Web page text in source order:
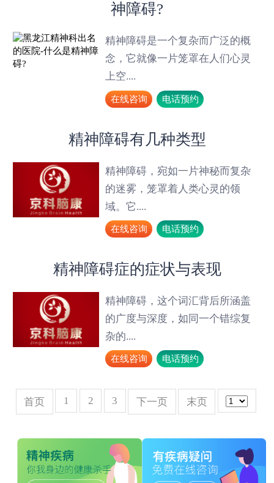
神障碍?
精神障碍是一个复杂而广泛的概
念，它就像一片笼罩在人们心灵
上空....
在线咨询 电话预约
精神障碍有几种类型
精神障碍，宛如一片神秘而复杂
的迷雾，笼罩着人类心灵的领
域。它....
在线咨询 电话预约
精神障碍症的症状与表现
精神障碍，这个词汇背后所涵盖
的广度与深度，如同一个错综复
杂的....
在线咨询 电话预约
首页 1 2 3 下一页 末页